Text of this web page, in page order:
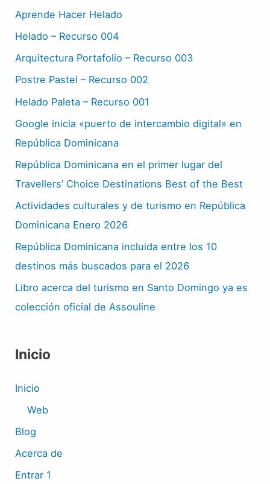
Aprende Hacer Helado
Helado – Recurso 004
Arquitectura Portafolio – Recurso 003
Postre Pastel – Recurso 002
Helado Paleta – Recurso 001
Google inicia «puerto de intercambio digital» en
República Dominicana
República Dominicana en el primer lugar del
Travellers’ Choice Destinations Best of the Best
Actividades culturales y de turismo en República
Dominicana Enero 2026
República Dominicana incluida entre los 10
destinos más buscados para el 2026
Libro acerca del turismo en Santo Domingo ya es
colección oficial de Assouline
Inicio
Inicio
Web
Blog
Acerca de
Entrar 1